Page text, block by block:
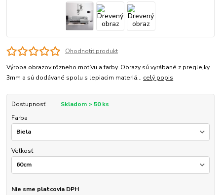
Ohodnotiť produkt
Výroba obrazov rôzneho motívu a farby. Obrazy sú vyrábané z preglejky
3mm a sú dodávané spolu s lepiacim materiá... celý popis
Dostupnosť
Skladom > 50 ks
Farba
Veľkosť
Nie sme platcovia DPH